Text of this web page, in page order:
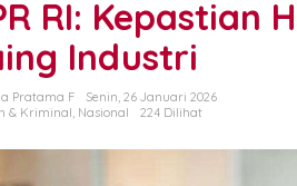
R
R
I
:
K
e
a
RI: Kepastian
Industri
Pratama F
Senin, 26 Januari 2026
& Kriminal, Nasional 224 Dilihat